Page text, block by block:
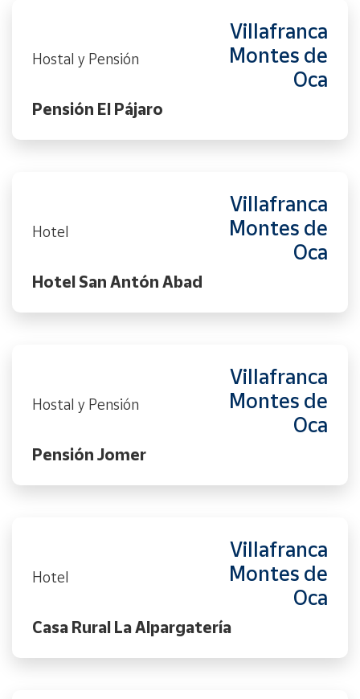
Hostal y Pensión
Villafranca
Montes de
Oca
Pensión El Pájaro
Hotel
Villafranca
Montes de
Oca
Hotel San Antón Abad
Hostal y Pensión
Villafranca
Montes de
Oca
Pensión Jomer
Hotel
Villafranca
Montes de
Oca
Casa Rural La Alpargatería